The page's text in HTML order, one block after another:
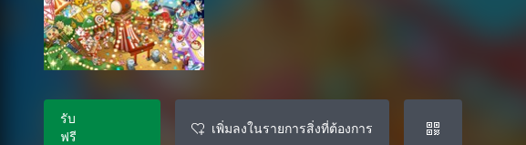
รับ
ฟรี
เพิ่มลงในรายการสิ่งที่ต้องการ